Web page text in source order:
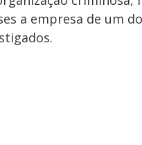
a empresa de um